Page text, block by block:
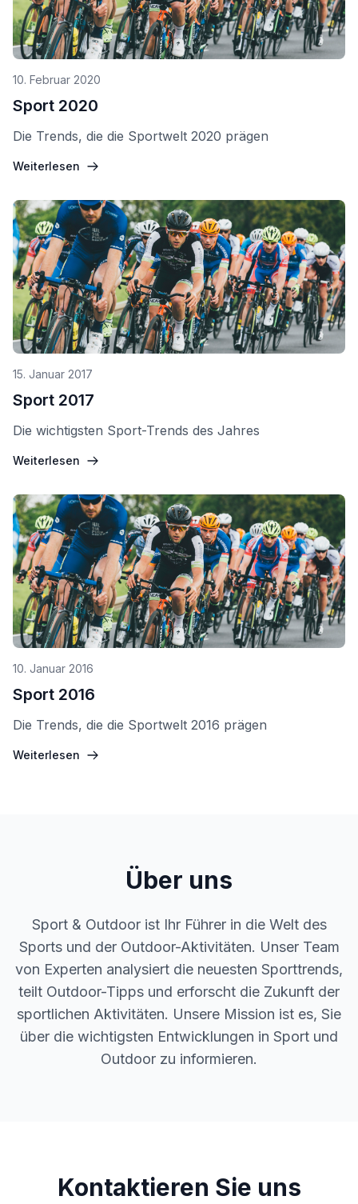
10. Februar 2020
Sport 2020
Die Trends, die die Sportwelt 2020 prägen
Weiterlesen
15. Januar 2017
Sport 2017
Die wichtigsten Sport-Trends des Jahres
Weiterlesen
10. Januar 2016
Sport 2016
Die Trends, die die Sportwelt 2016 prägen
Weiterlesen
Über uns
Sport & Outdoor ist Ihr Führer in die Welt des
Sports und der Outdoor-Aktivitäten. Unser Team
von Experten analysiert die neuesten Sporttrends,
teilt Outdoor-Tipps und erforscht die Zukunft der
sportlichen Aktivitäten. Unsere Mission ist es, Sie
über die wichtigsten Entwicklungen in Sport und
Outdoor zu informieren.
Kontaktieren Sie uns